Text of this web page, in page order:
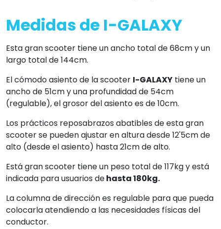
Medidas de I-GALAXY
Esta gran scooter tiene un ancho total de 68cm y un
largo total de 144cm.
El cómodo asiento de la scooter I-GALAXY tiene un
ancho de 51cm y una profundidad de 54cm
(regulable), el grosor del asiento es de 10cm.
Los prácticos reposabrazos abatibles de esta gran
scooter se pueden ajustar en altura desde 12'5cm de
alto (desde el asiento) hasta 21cm de alto.
Está gran scooter tiene un peso total de 117kg y está
indicada para usuarios dehasta 180kg.
La columna de dirección es regulable para que pueda
colocarla atendiendo a las necesidades físicas del
conductor.